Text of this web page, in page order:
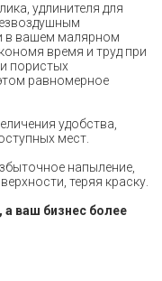
удлинителя для
в вашем малярном
время и труд при
пористых
равномерное
удобства,
мест.
напыление,
теряя краску.
а ваш бизнес более